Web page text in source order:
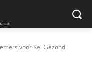
voor Kei Gezond